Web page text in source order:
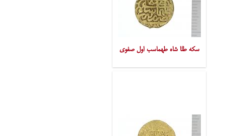
سکه طلا شاه طهماسب اول صفوی